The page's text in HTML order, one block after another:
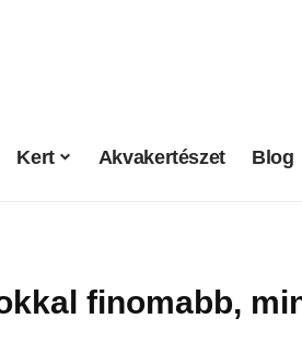
Kert Akvakertészet Blog
finomabb,